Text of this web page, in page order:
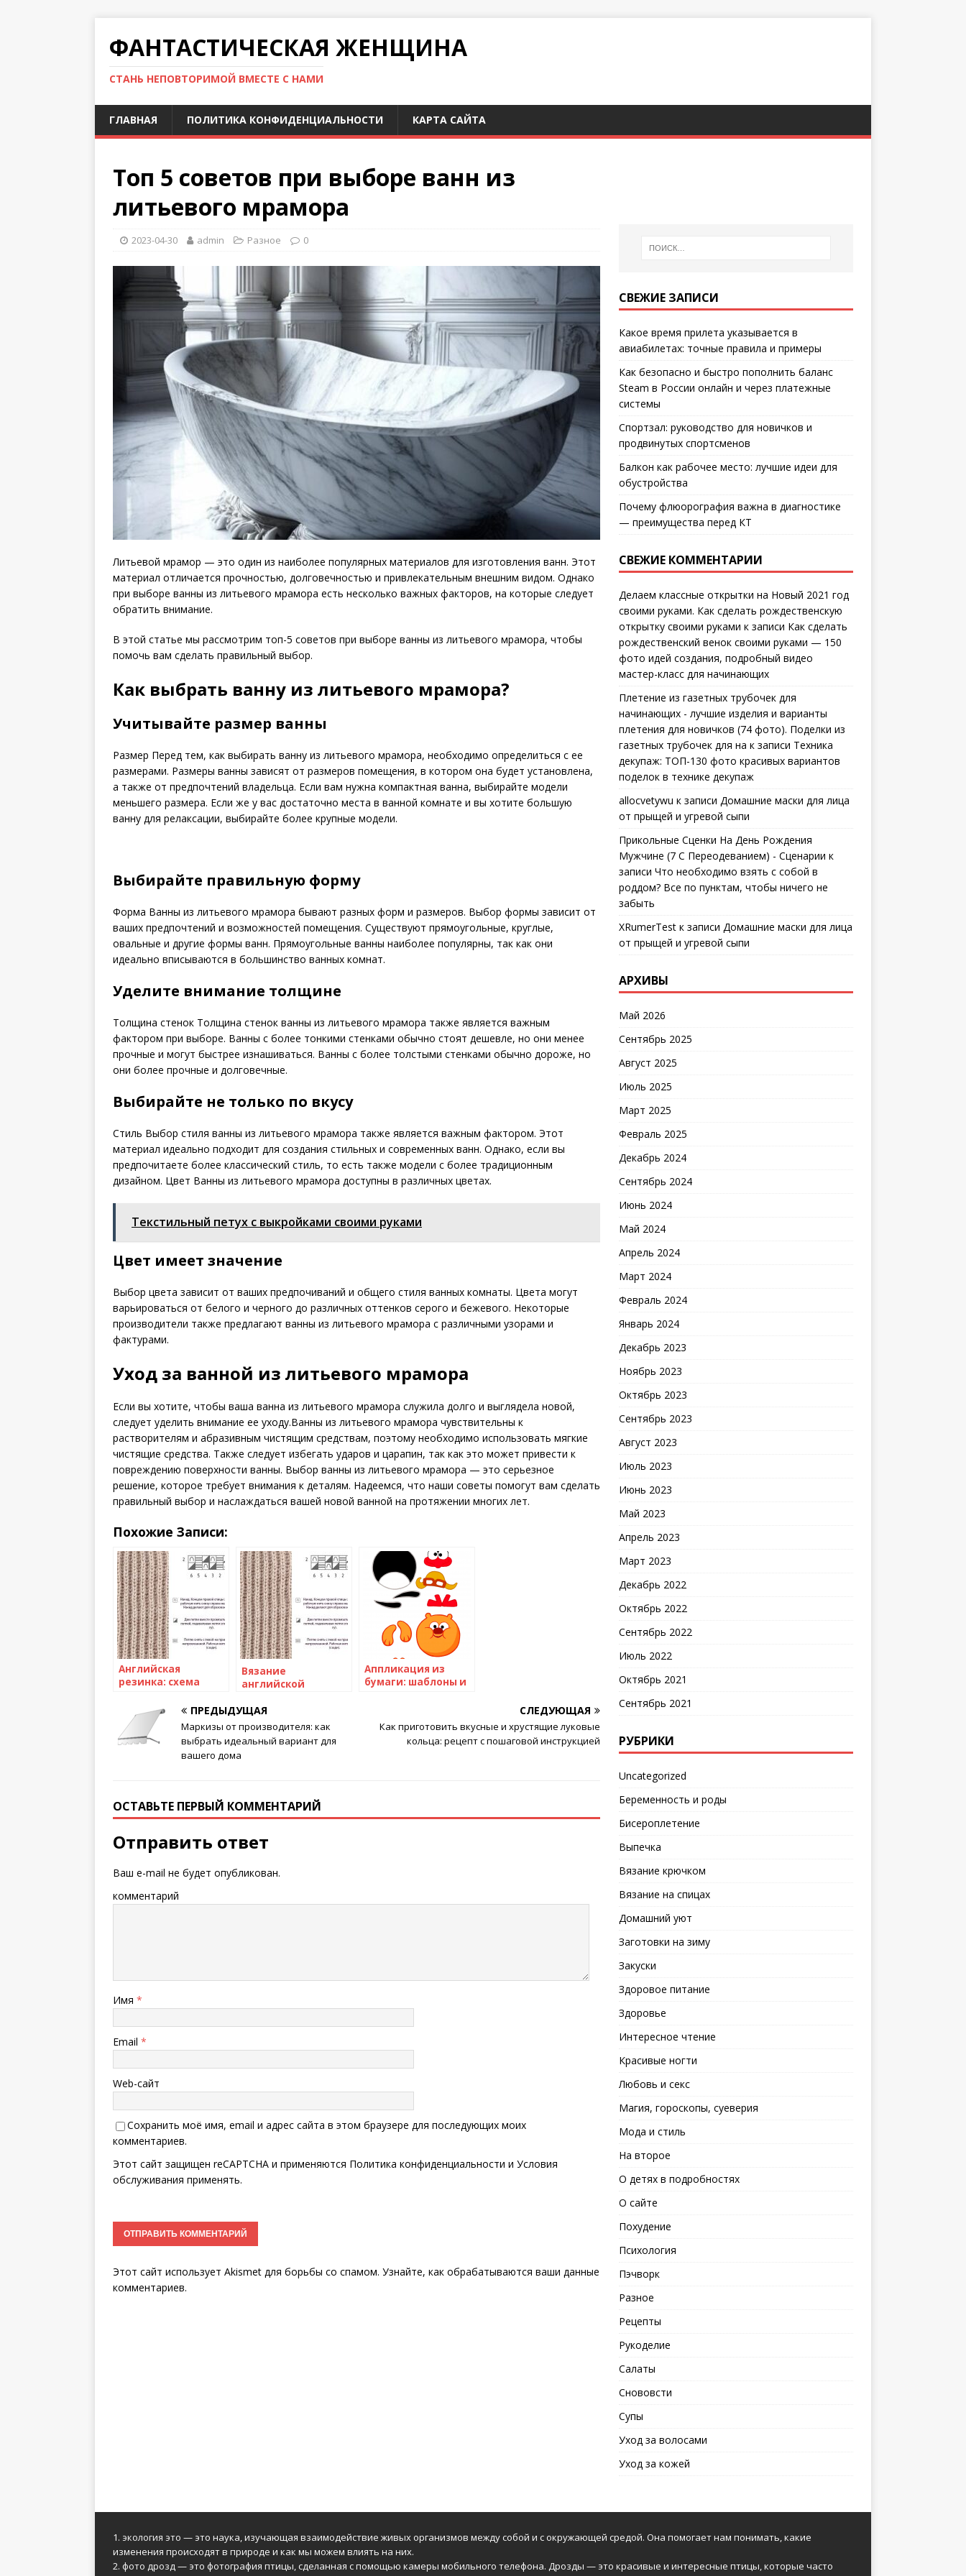
ФАНТАСТИЧЕСКАЯ ЖЕНЩИНА
СТАНЬ НЕПОВТОРИМОЙ ВМЕСТЕ С НАМИ
ГЛАВНАЯ ПОЛИТИКА КОНФИДЕНЦИАЛЬНОСТИ КАРТА САЙТА
Топ 5 советов при выборе ванн из
литьевого мрамора
2023-04-30 admin Разное 0
Литьевой мрамор — это один из наиболее популярных материалов для изготовления ванн. Этот
материал отличается прочностью, долговечностью и привлекательным внешним видом. Однако
при выборе ванны из литьевого мрамора есть несколько важных факторов, на которые следует
обратить внимание.
В этой статье мы рассмотрим топ-5 советов при выборе ванны из литьевого мрамора, чтобы
помочь вам сделать правильный выбор.
Как выбрать ванну из литьевого мрамора?
Учитывайте размер ванны
Размер Перед тем, как выбирать ванну из литьевого мрамора, необходимо определиться с ее
размерами. Размеры ванны зависят от размеров помещения, в котором она будет установлена,
а также от предпочтений владельца. Если вам нужна компактная ванна, выбирайте модели
меньшего размера. Если же у вас достаточно места в ванной комнате и вы хотите большую
ванну для релаксации, выбирайте более крупные модели.
Выбирайте правильную форму
Форма Ванны из литьевого мрамора бывают разных форм и размеров. Выбор формы зависит от
ваших предпочтений и возможностей помещения. Существуют прямоугольные, круглые,
овальные и другие формы ванн. Прямоугольные ванны наиболее популярны, так как они
идеально вписываются в большинство ванных комнат.
Уделите внимание толщине
Толщина стенок Толщина стенок ванны из литьевого мрамора также является важным
фактором при выборе. Ванны с более тонкими стенками обычно стоят дешевле, но они менее
прочные и могут быстрее изнашиваться. Ванны с более толстыми стенками обычно дороже, но
они более прочные и долговечные.
Выбирайте не только по вкусу
Стиль Выбор стиля ванны из литьевого мрамора также является важным фактором. Этот
материал идеально подходит для создания стильных и современных ванн. Однако, если вы
предпочитаете более классический стиль, то есть также модели с более традиционным
дизайном. Цвет Ванны из литьевого мрамора доступны в различных цветах.
Текстильный петух с выкройками своими руками
Цвет имеет значение
Выбор цвета зависит от ваших предпочиваний и общего стиля ванных комнаты. Цвета могут
варьироваться от белого и черного до различных оттенков серого и бежевого. Некоторые
производители также предлагают ванны из литьевого мрамора с различными узорами и
фактурами.
Уход за ванной из литьевого мрамора
Если вы хотите, чтобы ваша ванна из литьевого мрамора служила долго и выглядела новой,
следует уделить внимание ее уходу.Ванны из литьевого мрамора чувствительны к
растворителям и абразивным чистящим средствам, поэтому необходимо использовать мягкие
чистящие средства. Также следует избегать ударов и царапин, так как это может привести к
повреждению поверхности ванны. Выбор ванны из литьевого мрамора — это серьезное
решение, которое требует внимания к деталям. Надеемся, что наши советы помогут вам сделать
правильный выбор и наслаждаться вашей новой ванной на протяжении многих лет.
Похожие Записи:
Английская
резинка: схема
Вязание
английской
схема, описание и
видео мк — 7
способов
Аппликация из
бумаги: шаблоны и
ПРЕДЫДУЩАЯ
Маркизы от производителя: как
выбрать идеальный вариант для
вашего дома
СЛЕДУЮЩАЯ
Как приготовить вкусные и хрустящие луковые
кольца: рецепт с пошаговой инструкцией
ОСТАВЬТЕ ПЕРВЫЙ КОММЕНТАРИЙ
Отправить ответ
Ваш e-mail не будет опубликован.
комментарий
Имя *
Email *
Web-сайт
Сохранить моё имя, email и адрес сайта в этом браузере для последующих моих
комментариев.
Этот сайт защищен reCAPTCHA и применяются Политика конфиденциальности и Условия
обслуживания применять.
Этот сайт использует Akismet для борьбы со спамом. Узнайте, как обрабатываются ваши данные
комментариев.
СВЕЖИЕ ЗАПИСИ
Какое время прилета указывается в
авиабилетах: точные правила и примеры
Как безопасно и быстро пополнить баланс
Steam в России онлайн и через платежные
системы
Спортзал: руководство для новичков и
продвинутых спортсменов
Балкон как рабочее место: лучшие идеи для
обустройства
Почему флюорография важна в диагностике
— преимущества перед КТ
СВЕЖИЕ КОММЕНТАРИИ
Делаем классные открытки на Новый 2021 год
своими руками. Как сделать рождественскую
открытку своими руками к записи Как сделать
рождественский венок своими руками — 150
фото идей создания, подробный видео
мастер-класс для начинающих
Плетение из газетных трубочек для
начинающих - лучшие изделия и варианты
плетения для новичков (74 фото). Поделки из
газетных трубочек для на к записи Техника
декупаж: ТОП-130 фото красивых вариантов
поделок в технике декупаж
allocvetywu к записи Домашние маски для лица
от прыщей и угревой сыпи
Прикольные Сценки На День Рождения
Мужчине (7 С Переодеванием) - Сценарии к
записи Что необходимо взять с собой в
роддом? Все по пунктам, чтобы ничего не
забыть
XRumerTestк записи Домашние маски для лица
от прыщей и угревой сыпи
АРХИВЫ
Май 2026
Сентябрь 2025
Август 2025
Июль 2025
Март 2025
Февраль 2025
Декабрь 2024
Сентябрь 2024
Июнь 2024
Май 2024
Апрель 2024
Март 2024
Февраль 2024
Январь 2024
Декабрь 2023
Ноябрь 2023
Октябрь 2023
Сентябрь 2023
Август 2023
Июль 2023
Июнь 2023
Май 2023
Апрель 2023
Март 2023
Декабрь 2022
Октябрь 2022
Сентябрь 2022
Июль 2022
Октябрь 2021
Сентябрь 2021
РУБРИКИ
Uncategorized
Беременность и роды
Бисероплетение
Выпечка
Вязание крючком
Вязание на спицах
Домашний уют
Заготовки на зиму
Закуски
Здоровое питание
Здоровье
Интересное чтение
Красивые ногти
Любовь и секс
Магия, гороскопы, суеверия
Мода и стиль
На второе
О детях в подробностях
О сайте
Похудение
Психология
Пэчворк
Разное
Рецепты
Рукоделие
Салаты
Снововсти
Супы
Уход за волосами
Уход за кожей
1. экология это — это наука, изучающая взаимодействие живых организмов между собой и с окружающей средой. Она помогает нам понимать, какие
изменения происходят в природе и как мы можем влиять на них.
2. фото дрозд — это фотография птицы, сделанная с помощью камеры мобильного телефона. Дрозды — это красивые и интересные птицы, которые часто